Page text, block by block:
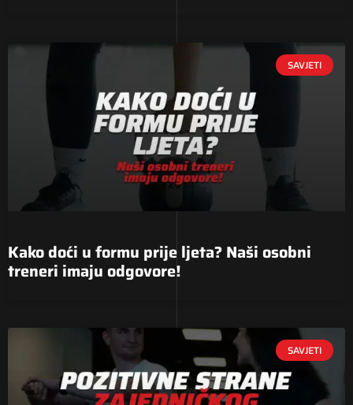
SAVJETI
Kako doći u formu prije ljeta? Naši osobni
treneri imaju odgovore!
SAVJETI